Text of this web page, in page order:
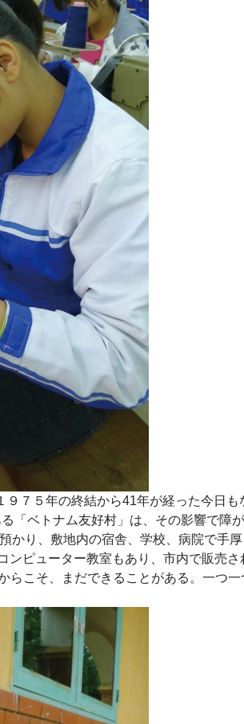
７５年の終結から41年が経った今日も
「ベトナム友好村」は、その影響で障が
かり、敷地内の宿舎、学校、病院で手
ンピューター教室もあり、市内で販売さ
らこそ、まだできることがある。一つ一